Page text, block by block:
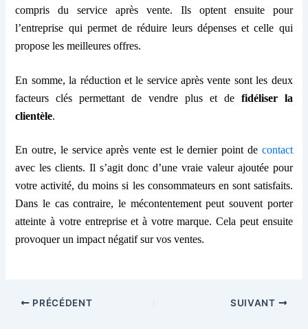
comprisdu service après vente. Ils optent ensuite pour
l’entreprise qui permet de réduire leurs dépenses et celle qui
propose les meilleures offres.
En somme, la réduction et le service après vente sont les deux
facteurs clés permettant de vendre plus et de fidéliser la
clientèle.
En outre, le service après vente est le dernier point de contact
avec les clients. Il s’agit donc d’une vraie valeur ajoutée pour
votre activité, du moins si les consommateurs en sont satisfaits.
Dans le cas contraire, le mécontentement peut souvent porter
atteinte à votre entreprise et à votre marque. Cela peut ensuite
provoquer un impact négatif sur vos ventes.
PRÉCÉDENT SUIVANT